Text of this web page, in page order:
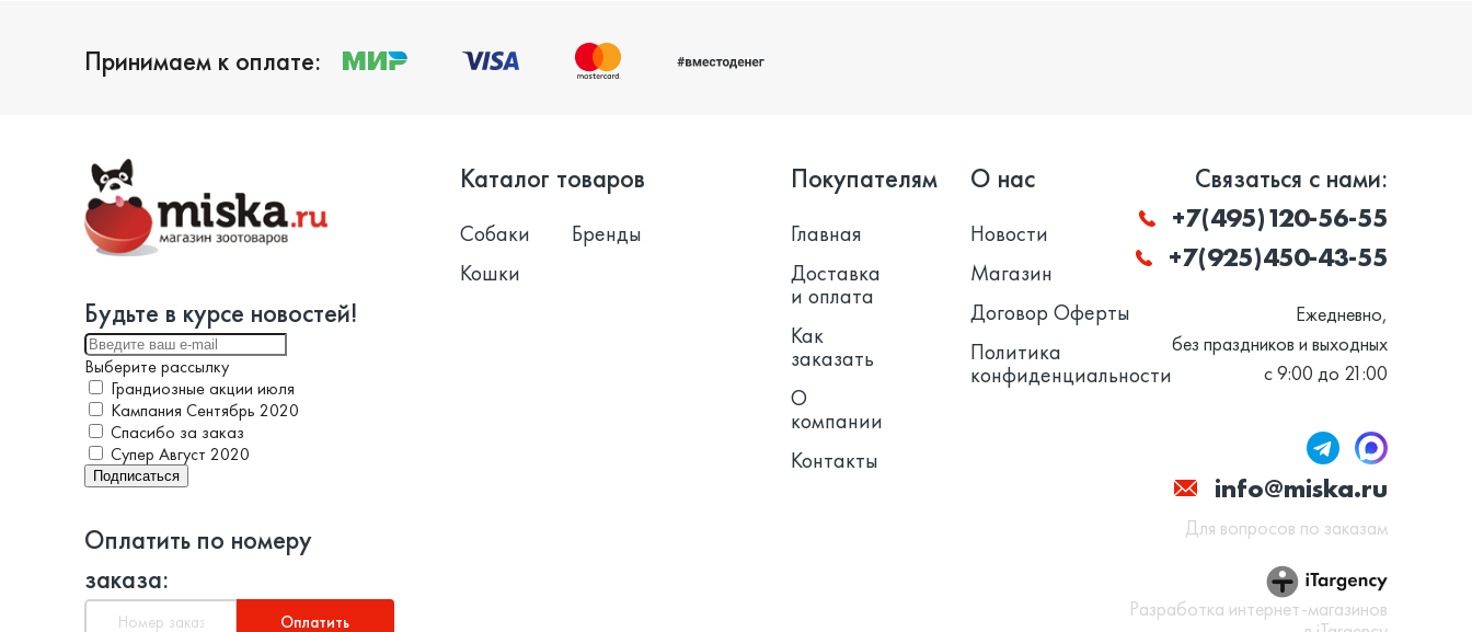
Принимаем к оплате:
Будьте в курсе новостей!
Выберите рассылку
Грандиозные акции июля
Кампания Сентябрь 2020
Спасибо за заказ
Супер Август 2020
Подписаться
Оплатить по номеру
заказа:
Оплатить
Каталог товаров
Собаки
Кошки
Бренды
Покупателям
Главная
Доставка
и оплата
Как
заказать
О
компании
Контакты
О нас
Новости
Магазин
Договор Оферты
Политика
конфиденциальности
Связаться с нами:
+7(495)120-56-55
+7(925)450-43-55
Ежедневно,
без праздников и выходных
с 9:00 до 21:00
info@miska.ru
Для вопросов по заказам
Разработка интернет-магазинов